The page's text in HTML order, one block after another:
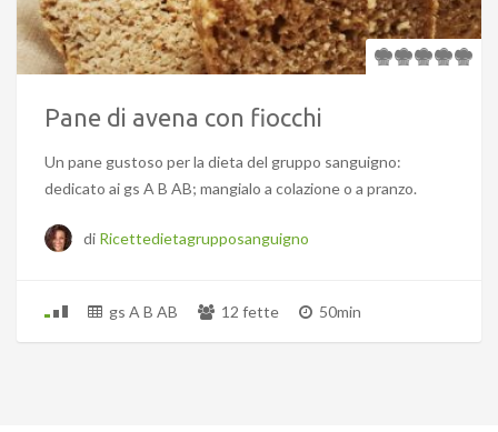
Pane di avena con fiocchi
Un pane gustoso per la dieta del gruppo sanguigno:
dedicato ai gs A B AB; mangialo a colazione o a pranzo.
di Ricettedietagrupposanguigno
gs A B AB 12 fette 50min